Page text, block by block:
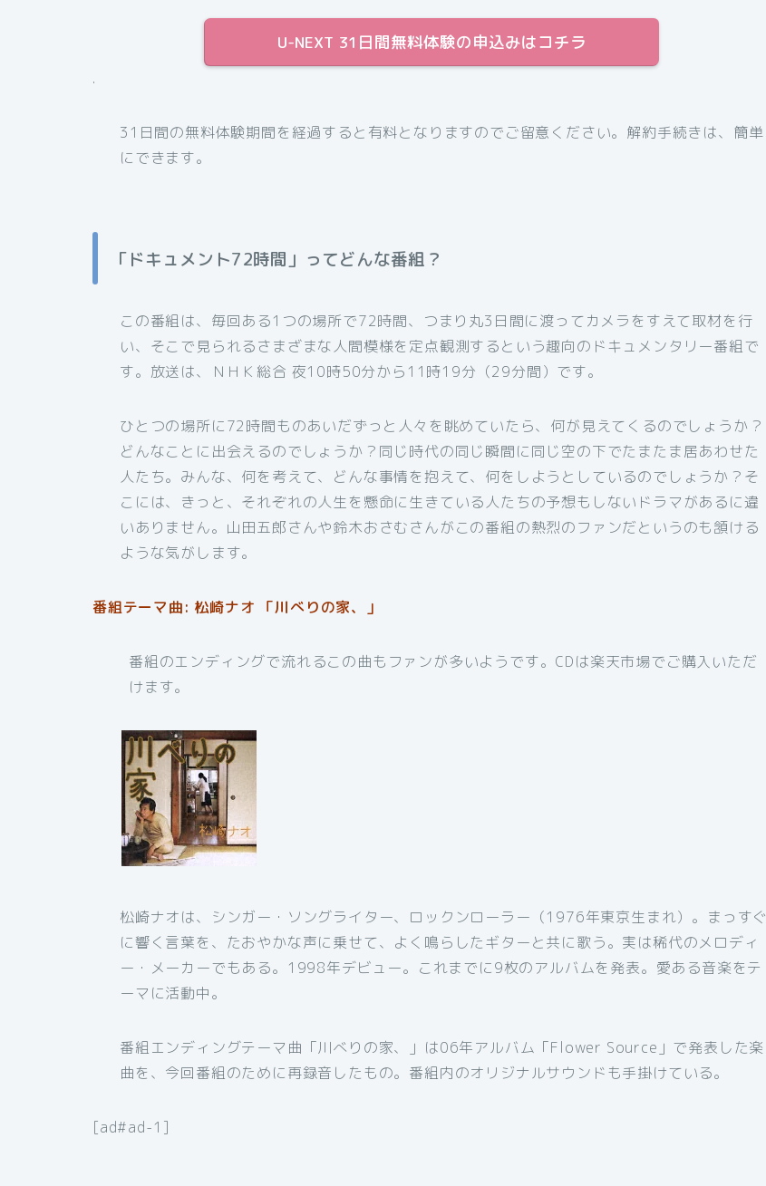
U-NEXT 31日間無料体験の申込みはコチラ
.
31日間の無料体験期間を経過すると有料となりますのでご留意ください。解約手続きは、簡単
にできます。
「ドキュメント72時間」ってどんな番組？
この番組は、毎回ある1つの場所で72時間、つまり丸3日間に渡ってカメラをすえて取材を行
い、そこで見られるさまざまな人間模様を定点観測するという趣向のドキュメンタリー番組で
す。放送は、ＮＨＫ総合 夜10時50分から11時19分（29分間）です。
ひとつの場所に72時間ものあいだずっと人々を眺めていたら、何が見えてくるのでしょうか？
どんなことに出会えるのでしょうか？同じ時代の同じ瞬間に同じ空の下でたまたま居あわせた
人たち。みんな、何を考えて、どんな事情を抱えて、何をしようとしているのでしょうか？そ
こには、きっと、それぞれの人生を懸命に生きている人たちの予想もしないドラマがあるに違
いありません。山田五郎さんや鈴木おさむさんがこの番組の熱烈のファンだというのも頷ける
ような気がします。
番組テーマ曲: 松崎ナオ 「川べりの家、」
番組のエンディングで流れるこの曲もファンが多いようです。CDは楽天市場でご購入いただ
けます。
松崎ナオは、シンガー・ソングライター、ロックンローラー（1976年東京生まれ）。まっすぐ
に響く言葉を、たおやかな声に乗せて、よく鳴らしたギターと共に歌う。実は稀代のメロディ
ー・メーカーでもある。1998年デビュー。これまでに9枚のアルバムを発表。愛ある音楽をテ
ーマに活動中。
番組エンディングテーマ曲「川べりの家、」は06年アルバム「Flower Source」で発表した楽
曲を、今回番組のために再録音したもの。番組内のオリジナルサウンドも手掛けている。
[ad#ad-1]